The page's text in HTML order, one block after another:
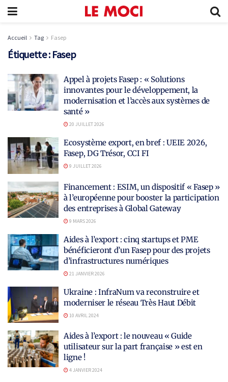
Accueil Tag Fasep
Étiquette : Fasep
Appel à projets Fasep : « Solutions
innovantes pour le développement, la
modernisation et l’accès aux systèmes de
santé »
20 JUILLET 2026
Ecosystème export, en bref : UEIE 2026,
Fasep, DG Trésor, CCI FI
9 JUILLET 2026
Financement : ESIM, un dispositif « Fasep »
à l’européenne pour booster la participation
des entreprises à Global Gateway
9 MARS 2026
Aides à l’export : cinq startups et PME
bénéficieront d’un Fasep pour des projets
d’infrastructures numériques
21 JANVIER 2026
Ukraine : InfraNum va reconstruire et
moderniser le réseau Très Haut Débit
10 AVRIL 2024
Aides à l’export : le nouveau « Guide
utilisateur sur la part française » est en
ligne !
4 JANVIER 2024